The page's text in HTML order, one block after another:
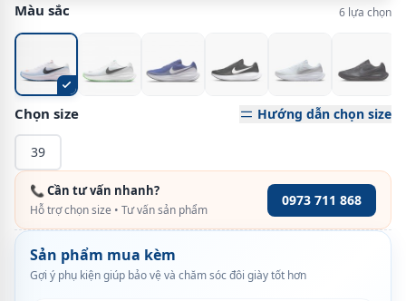
Màu sắc 6 lựa chọn
Chọn size Hướng dẫn chọn size
39
📞 Cần tư vấn nhanh?
Hỗ trợ chọn size • Tư vấn sản phẩm
0973 711 868
Sản phẩm mua kèm
Gợi ý phụ kiện giúp bảo vệ và chăm sóc đôi giày tốt hơn